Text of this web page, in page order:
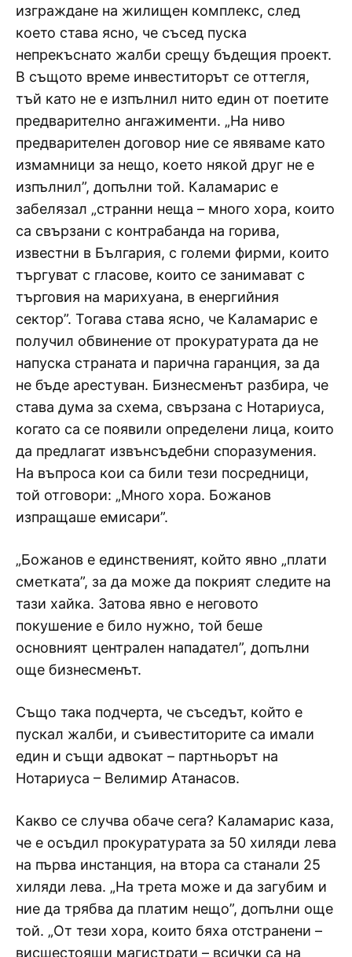
изграждане на жилищен комплекс, след
което става ясно, че съсед пуска
непрекъснато жалби срещу бъдещия проект.
В същото време инвеститорът се оттегля,
тъй като не е изпълнил нито един от поетите
предварително ангажименти. „На ниво
предварителен договор ние се явяваме като
измамници за нещо, което някой друг не е
изпълнил”, допълни той. Каламарис е
забелязал „странни неща – много хора, които
са свързани с контрабанда на горива,
известни в България, с големи фирми, които
търгуват с гласове, които се занимават с
търговия на марихуана, в енергийния
сектор”. Тогава става ясно, че Каламарис е
получил обвинение от прокуратурата да не
напуска страната и парична гаранция, за да
не бъде арестуван. Бизнесменът разбира, че
става дума за схема, свързана с Нотариуса,
когато са се появили определени лица, които
да предлагат извънсъдебни споразумения.
На въпроса кои са били тези посредници,
той отговори: „Много хора. Божанов
изпращаше емисари”.
„Божанов е единственият, който явно „плати
сметката”, за да може да покрият следите на
тази хайка. Затова явно е неговото
покушение е било нужно, той беше
основният централен нападател”, допълни
още бизнесменът.
Също така подчерта, че съседът, който е
пускал жалби, и съивеститорите са имали
един и същи адвокат – партньорът на
Нотариуса – Велимир Атанасов.
Какво се случва обаче сега? Каламарис каза,
че е осъдил прокуратурата за 50 хиляди лева
на първа инстанция, на втора са станали 25
хиляди лева. „На трета може и да загубим и
ние да трябва да платим нещо”, допълни още
той. „От тези хора, които бяха отстранени –
висшестоящи магистрати – всички са на